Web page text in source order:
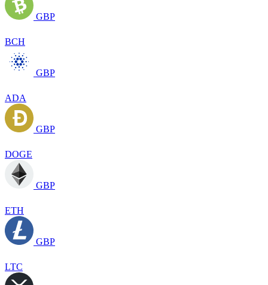
GBP
BCH
GBP
ADA
GBP
DOGE
GBP
ETH
GBP
LTC